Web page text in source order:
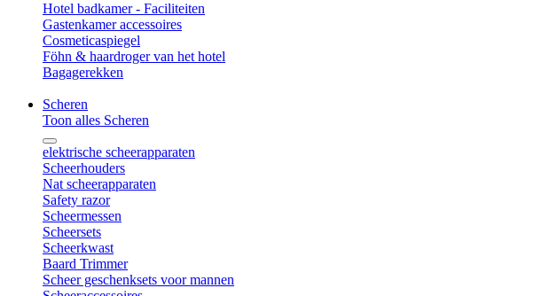
Hotel badkamer - Faciliteiten
Gastenkamer accessoires
Cosmeticaspiegel
Föhn & haardroger van het hotel
Bagagerekken
Scheren
Toon alles Scheren
elektrische scheerapparaten
Scheerhouders
Nat scheerapparaten
Safety razor
Scheermessen
Scheersets
Scheerkwast
Baard Trimmer
Scheer geschenksets voor mannen